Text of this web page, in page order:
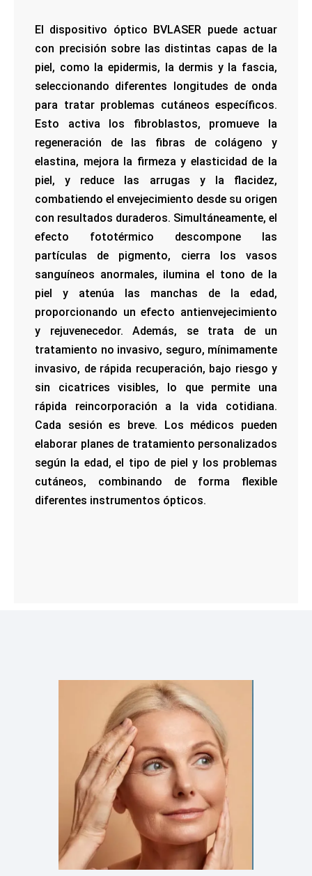
El dispositivo óptico BVLASER puede actuar
con precisión sobre las distintas capas de la
piel, como la epidermis, la dermis y la fascia,
seleccionando diferentes longitudes de onda
para tratar problemas cutáneos específicos.
Esto activa los fibroblastos, promueve la
regeneración de las fibras de colágeno y
elastina, mejora la firmeza y elasticidad de la
piel, y reduce las arrugas y la flacidez,
combatiendo el envejecimiento desde su origen
con resultados duraderos. Simultáneamente, el
efecto fototérmico descompone las
partículas de pigmento, cierra los vasos
sanguíneos anormales, ilumina el tono de la
piel y atenúa las manchas de la edad,
proporcionando un efecto antienvejecimiento
y rejuvenecedor. Además, se trata de un
tratamiento no invasivo, seguro, mínimamente
invasivo, de rápida recuperación, bajo riesgo y
sin cicatrices visibles, lo que permite una
rápida reincorporación a la vida cotidiana.
Cada sesión es breve. Los médicos pueden
elaborar planes de tratamiento personalizados
según la edad, el tipo de piel y los problemas
cutáneos, combinando de forma flexible
diferentes instrumentos ópticos.